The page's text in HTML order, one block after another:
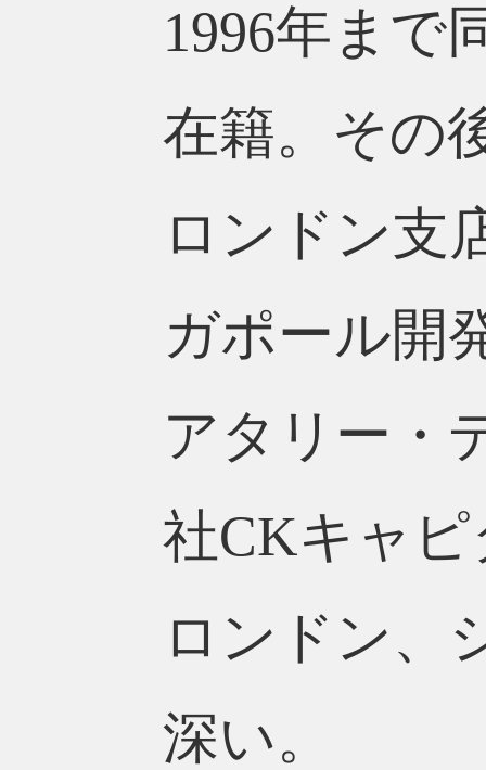
1996年まで
在籍。その
ロンドン支
ガポール開
アタリー・
社CKキャピ
ロンドン、
深い。